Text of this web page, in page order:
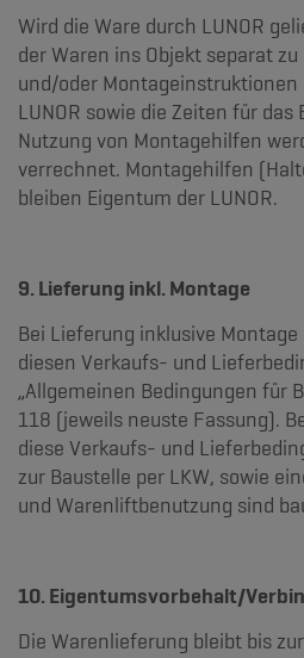
Wird die Ware durch LUNOR
der Waren ins Objekt separat
und/oder Montageinstruktionen
LUNOR sowie die Zeiten für das
Nutzung von Montagehilfen
verrechnet. Montagehilfen
bleiben Eigentum der LUNOR.
9. Lieferung inkl. Montage
Bei Lieferung inklusive
diesen Verkaufs- und
„Allgemeinen Bedingungen für
118 (jeweils neuste Fassung).
diese Verkaufs- und
zur Baustelle per LKW, sowie
und Warenliftbenutzung sind
10. Eigentumsvorbehalt/
Die Warenlieferung bleibt bis